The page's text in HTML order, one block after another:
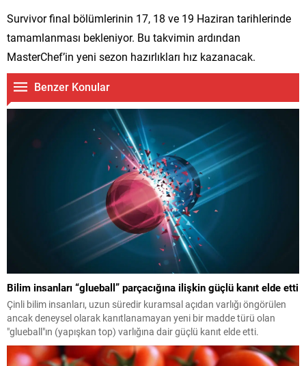
Survivor final bölümlerinin 17, 18 ve 19 Haziran tarihlerinde
tamamlanması bekleniyor. Bu takvimin ardından
MasterChef’in yeni sezon hazırlıkları hız kazanacak.
Benzer Konular
Bilim insanları “glueball” parçacığına ilişkin güçlü kanıt elde etti
Çinli bilim insanları, uzun süredir kuramsal açıdan varlığı öngörülen
ancak deneysel olarak kanıtlanamayan yeni bir madde türü olan
"glueball"ın (yapışkan top) varlığına dair güçlü kanıt elde etti.